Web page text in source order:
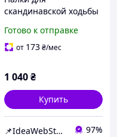
скандинавской ходьбы
туристические для
спортивной ходьбы
Black/White
Готово к отправке
от 173₴/мес
1 040₴
Купить
📌IdeaWebStor интернет-магазин товаров для спорта 97%